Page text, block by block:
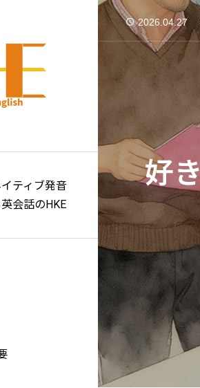
ティブ発音
会話のHKE
2026.04.27
2026.04.05
2026.04.01
2026.04.27
だけ参加でき